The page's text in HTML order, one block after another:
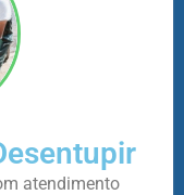
atendimento